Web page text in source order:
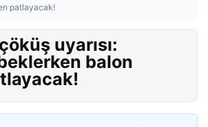
patlayacak!
uyarısı:
balon